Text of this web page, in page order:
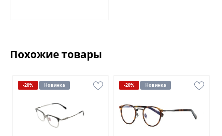
Похожие товары
-20% Новинка -20% Новинка